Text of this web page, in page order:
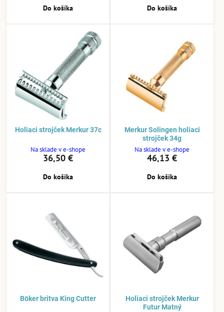
Do košíka Do košíka
Holiaci strojček Merkur 37c
Na sklade v e-shope
36,50 €
Do košíka
Merkur Solingen holiaci
strojček 34g
Na sklade v e-shope
46,13 €
Do košíka
Böker britva King Cutter
Holiaci strojček Merkur
Futur Matný